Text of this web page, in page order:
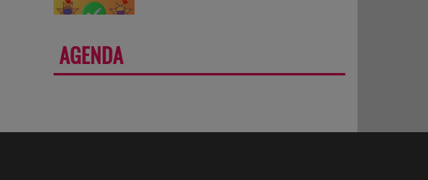
AGENDA